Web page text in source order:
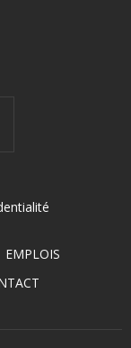
EMPLOIS